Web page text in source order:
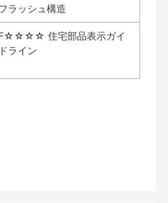
ラッシュ構造
住宅部品表示ガイ
ドライン